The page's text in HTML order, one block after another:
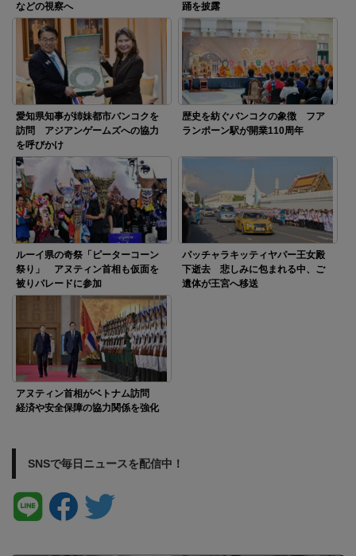
などの視察へ
踊を披露
愛知県知事が姉妹都市バンコクを
訪問 アジアンゲームズへの協力
を呼びかけ
歴史を紡ぐバンコクの象徴 フア
ランポーン駅が開業110周年
ルーイ県の奇祭「ピーターコーン
祭り」 アヌティン首相も仮面を
被りパレードに参加
パッチャラキッティヤパー王女殿
下逝去 悲しみに包まれる中、ご
遺体が王宮へ移送
アヌティン首相がベトナム訪問
経済や安全保障の協力関係を強化
SNSで毎日ニュースを配信中！